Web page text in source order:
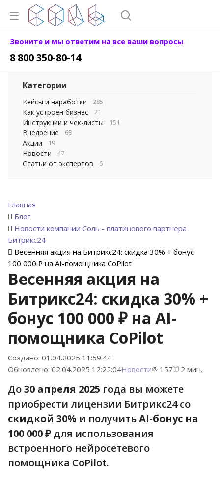
Звоните и мы ответим на все ваши вопросы
8 800 350-80-14
Главная
Блог
Новости компании Соль - платинового партнера
Битрикс24
Весенняя акция на Битрикс24: скидка 30% + бонус
100 000 ₽ на AI-помощника CoPilot
Весенняя акция на
Битрикс24: скидка 30% +
бонус 100 000 ₽ на AI-
помощника CoPilot
Создано: 01.04.2025 11:59:44
Обновлено: 02.04.2025 12:22:04Новости 157 2 мин.
До30 апреля 2025 года вы можете
приобрести лицензии Битрикс24 со
скидкой 30% и получитьAI-бонус на
100 000 ₽ для использования
встроенного нейросетевого
помощника CoPilot.
Категории
Кейсы и наработки 285
Как устроен бизнес 21
Инструкции и чек-листы 151
Внедрение 68
Акции 19
Новости 47
Статьи от экспертов 6